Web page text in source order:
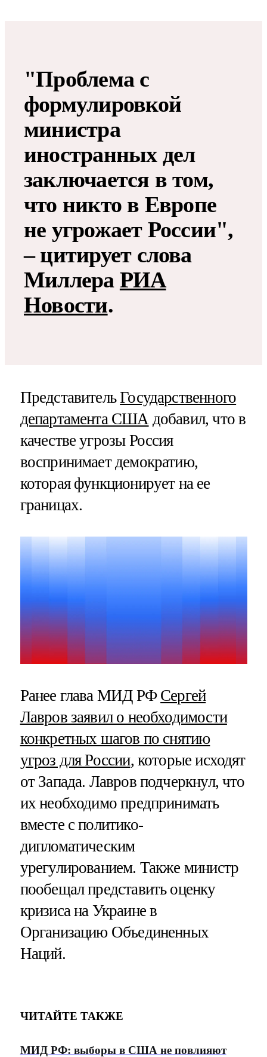
"Проблема с
формулировкой
министра
иностранных дел
заключается в том,
что никто в Европе
не угрожает России",
– цитирует слова
Миллера РИА
Новости.
ПредставительГосударственного
департамента США добавил, что в
качестве угрозы Россия
воспринимает демократию,
которая функционирует на ее
границах.
Ранее глава МИД РФ Сергей
Лавров заявил о необходимости
конкретных шагов по снятию
угроз для России, которые исходят
от Запада. Лавров подчеркнул, что
их необходимо предпринимать
вместе с политико-
дипломатическим
урегулированием. Также министр
пообещал представить оценку
кризиса на Украине в
Организацию Объединенных
Наций.
ЧИТАЙТЕ ТАКЖЕ
МИД РФ: выборы в США не повлияют